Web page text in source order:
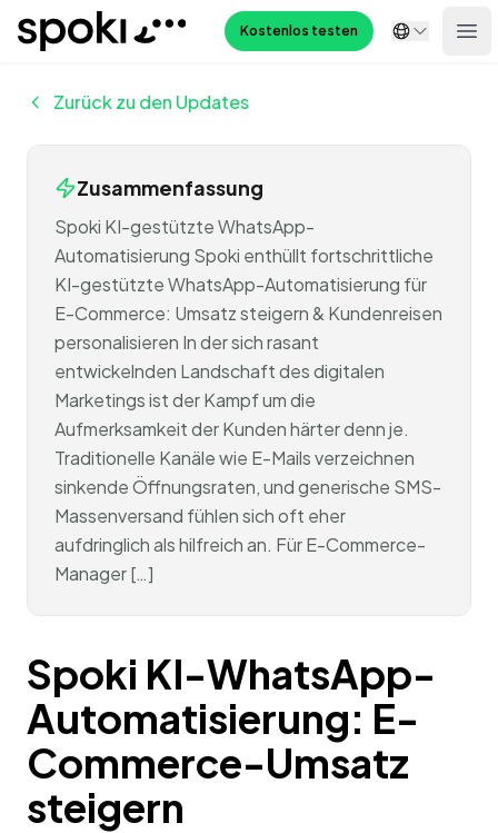
Spoki Kostenlos testen
Zurück zu den Updates
Zusammenfassung
Spoki KI-gestützte WhatsApp-
Automatisierung Spoki enthüllt fortschrittliche
KI-gestützte WhatsApp-Automatisierung für
E-Commerce: Umsatz steigern & Kundenreisen
personalisieren In der sich rasant
entwickelnden Landschaft des digitalen
Marketings ist der Kampf um die
Aufmerksamkeit der Kunden härter denn je.
Traditionelle Kanäle wie E-Mails verzeichnen
sinkende Öffnungsraten, und generische SMS-
Massenversand fühlen sich oft eher
aufdringlich als hilfreich an. Für E-Commerce-
Manager […]
Spoki KI-WhatsApp-
Automatisierung: E-
Commerce-Umsatz
steigern